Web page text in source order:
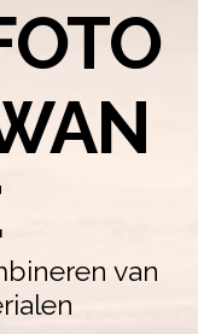
van